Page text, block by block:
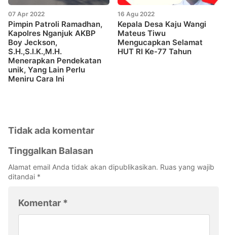
07 Apr 2022
Pimpin Patroli Ramadhan,
Kapolres Nganjuk AKBP
Boy Jeckson,
S.H.,S.I.K.,M.H.
Menerapkan Pendekatan
unik, Yang Lain Perlu
Meniru Cara Ini
16 Agu 2022
Kepala Desa Kaju Wangi
Mateus Tiwu
Mengucapkan Selamat
HUT RI Ke-77 Tahun
Tidak ada komentar
Tinggalkan Balasan
Alamat email Anda tidak akan dipublikasikan. Ruas yang wajib
ditandai *
Komentar *